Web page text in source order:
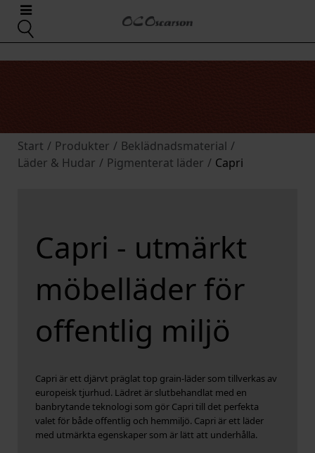
Start / Produkter / Beklädnadsmaterial /
Läder & Hudar / Pigmenterat läder / Capri
Capri - utmärkt
möbelläder för
offentlig miljö
Capri är ett djärvt präglat top grain-läder som tillverkas av
europeisk tjurhud. Lädret är slutbehandlat med en
banbrytande teknologi som gör Capri till det perfekta
valet för både offentlig och hemmiljö. Capri är ett läder
med utmärkta egenskaper som är lätt att underhålla.